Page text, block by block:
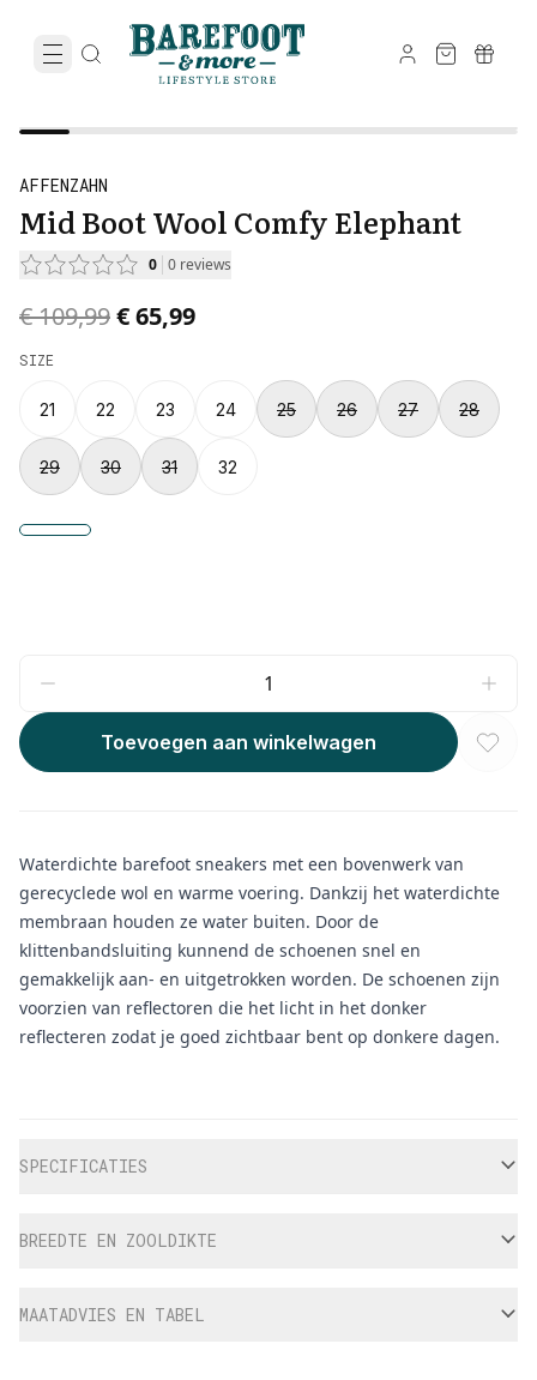
AFFENZAHN
Mid Boot Wool Comfy Elephant
0 0 reviews
Original price was € 109,99.
€ 109,99Current price is € 65,99.
€ 65,99
SIZE
21 22 23 24 25 26 27 28
29 30 31 32
Toevoegen aan winkelwagen
Waterdichte barefoot sneakers met een bovenwerk van
gerecyclede wol en warme voering. Dankzij het waterdichte
membraan houden ze water buiten. Door de
klittenbandsluiting kunnend de schoenen snel en
gemakkelijk aan- en uitgetrokken worden. De schoenen zijn
voorzien van reflectoren die het licht in het donker
reflecteren zodat je goed zichtbaar bent op donkere dagen.
SPECIFICATIES
BREEDTE EN ZOOLDIKTE
MAATADVIES EN TABEL